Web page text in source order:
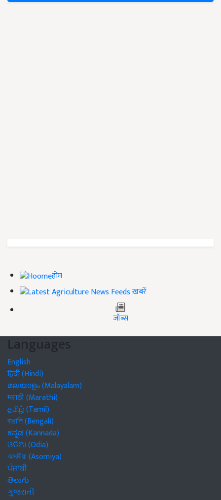
होम
ख़बरें
जॉब्स
Languages
English
हिंदी (Hindi)
മലയാളം (Malayalam)
मराठी (Marathi)
தமிழ் (Tamil)
বাঙালি (Bengali)
ಕನ್ನಡ (Kannada)
ଓଡିଆ (Odia)
অসমীয়া (Asomiya)
ਪੰਜਾਬੀ
తెలుగు
ગુજરાતી